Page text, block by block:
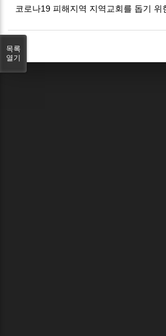
코로나19 피해지역 지역교회를 돕기 위
목록
열기